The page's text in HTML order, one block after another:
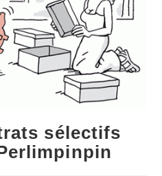
sélectifs